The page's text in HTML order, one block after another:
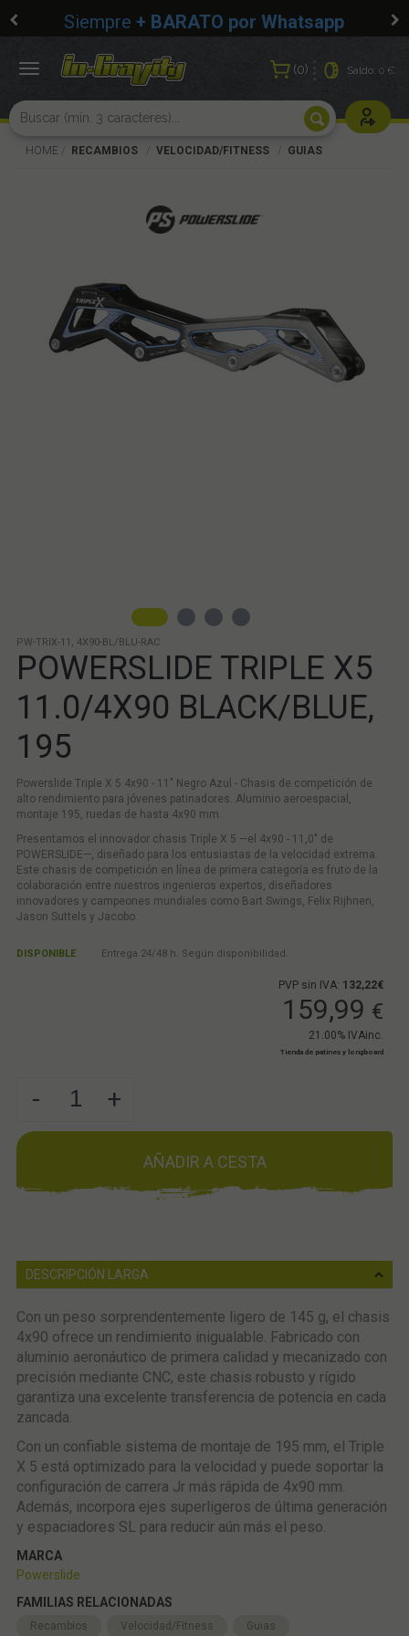
Siempre + BARATO por Whatsapp
0 Saldo:0 €
Usuarios
Toggle
HOME RECAMBIOS VELOCIDAD/FITNESS GUIAS
PW-TRIX-11, 4X90-BL/BLU-RAC
POWERSLIDE TRIPLE X5
11.0/4X90 BLACK/BLUE,
195
Powerslide Triple X 5 4x90 - 11" Negro Azul - Chasis de competición de
alto rendimiento para jóvenes patinadores. Aluminio aeroespacial,
montaje 195, ruedas de hasta 4x90 mm.
Presentamos el innovador chasis Triple X 5 —el 4x90 - 11,0" de
POWERSLIDE—, diseñado para los entusiastas de la velocidad extrema.
Este chasis de competición en línea de primera categoría es fruto de la
colaboración entre nuestros ingenieros expertos, diseñadores
innovadores y campeones mundiales como Bart Swings, Felix Rijhnen,
Jason Suttels y Jacobo.
DISPONIBLE Entrega 24/48 h. Según disponibilidad.
PVP sin IVA: 132,22€
159,99 €
21.00% IVAinc.
Tienda de patines y longboard
- +
AÑADIR A CESTA
DESCRIPCIÓN LARGA
Con un peso sorprendentemente ligero de 145 g, el chasis
4x90 ofrece un rendimiento inigualable. Fabricado con
aluminio aeronáutico de primera calidad y mecanizado con
precisión mediante CNC, este chasis robusto y rígido
garantiza una excelente transferencia de potencia en cada
zancada.
Con un confiable sistema de montaje de 195 mm, el Triple
X 5 está optimizado para la velocidad y puede soportar la
configuración de carrera Jr más rápida de 4x90 mm.
Además, incorpora ejes superligeros de última generación
y espaciadores SL para reducir aún más el peso.
MARCA
Powerslide
FAMILIAS RELACIONADAS
Recambios Velocidad/Fitness Guias